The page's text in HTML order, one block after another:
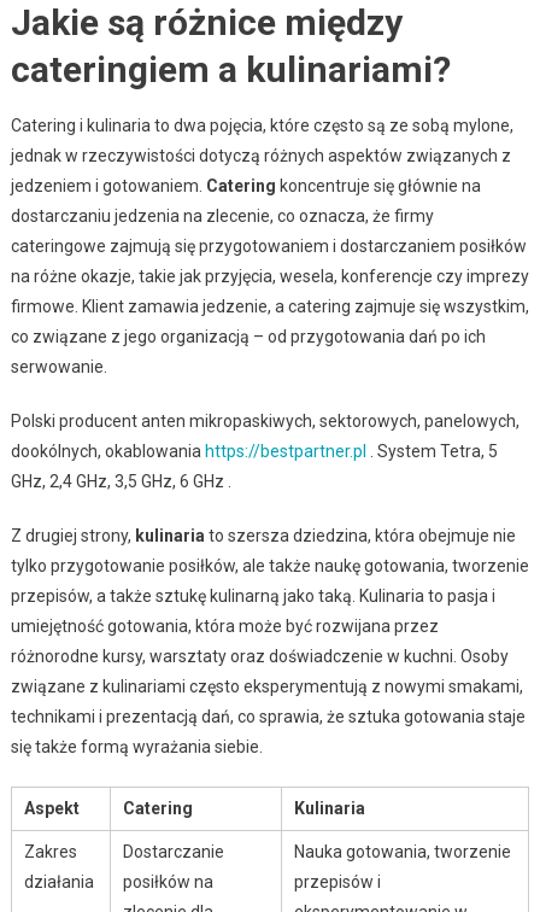
Jakie są różnice między
cateringiem a kulinariami?
Catering i kulinaria to dwa pojęcia, które często są ze sobą mylone,
jednak w rzeczywistości dotyczą różnych aspektów związanych z
jedzeniem i gotowaniem. Catering koncentruje się głównie na
dostarczaniu jedzenia na zlecenie, co oznacza, że firmy
cateringowe zajmują się przygotowaniem i dostarczaniem posiłków
na różne okazje, takie jak przyjęcia, wesela, konferencje czy imprezy
firmowe. Klient zamawia jedzenie, a catering zajmuje się wszystkim,
co związane z jego organizacją – od przygotowania dań po ich
serwowanie.
Polski producent anten mikropaskiwych, sektorowych, panelowych,
dookólnych, okablowania https://bestpartner.pl . System Tetra, 5
GHz, 2,4 GHz, 3,5 GHz, 6 GHz .
Z drugiej strony, kulinariato szersza dziedzina, która obejmuje nie
tylko przygotowanie posiłków, ale także naukę gotowania, tworzenie
przepisów, a także sztukę kulinarną jako taką. Kulinaria to pasja i
umiejętność gotowania, która może być rozwijana przez
różnorodne kursy, warsztaty oraz doświadczenie w kuchni. Osoby
związane z kulinariami często eksperymentują z nowymi smakami,
technikami i prezentacją dań, co sprawia, że sztuka gotowania staje
się także formą wyrażania siebie.
Aspekt Catering Kulinaria
Zakres
działania
Dostarczanie
posiłków na
Nauka gotowania, tworzenie
przepisów i